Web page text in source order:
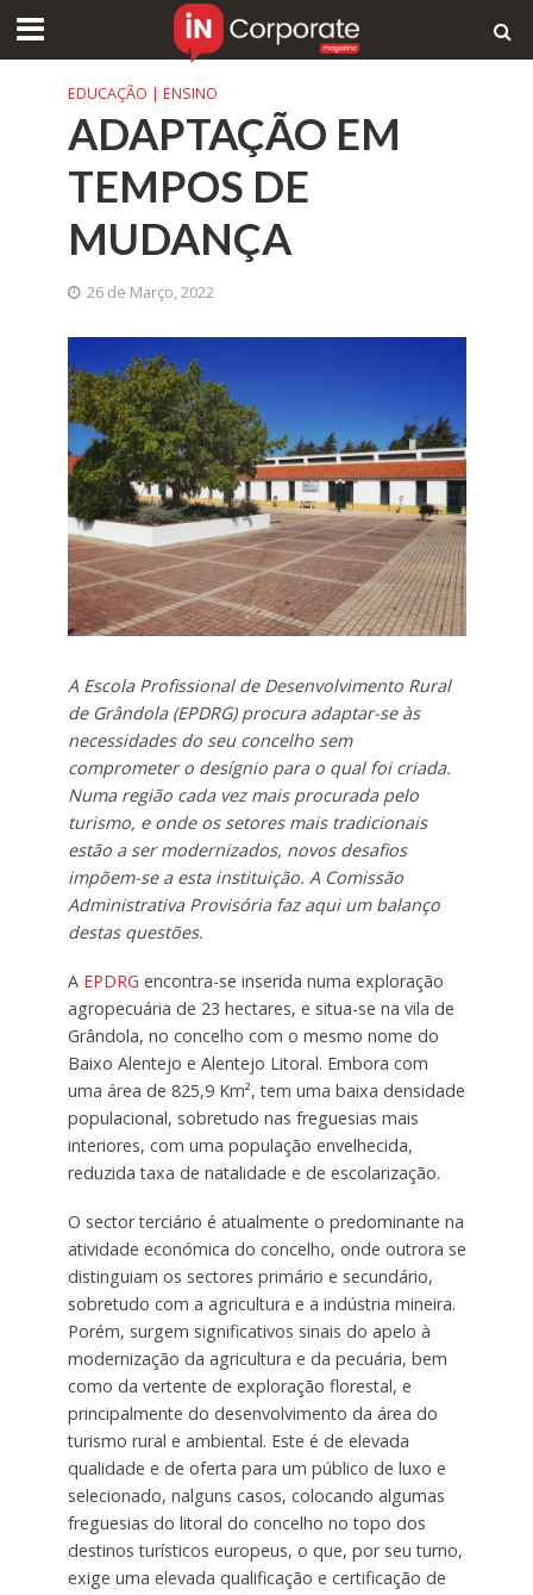
EDUCAÇÃO | ENSINO
ADAPTAÇÃO EM
TEMPOS DE
MUDANÇA
26 de Março, 2022
A Escola Profissional de Desenvolvimento Rural
de Grândola (EPDRG) procura adaptar-se às
necessidades do seu concelho sem
comprometer o desígnio para o qual foi criada.
Numa região cada vez mais procurada pelo
turismo, e onde os setores mais tradicionais
estão a ser modernizados, novos desafios
impõem-se a esta instituição. A Comissão
Administrativa Provisória faz aqui um balanço
destas questões.
A EPDRG encontra-se inserida numa exploração
agropecuária de 23 hectares, e situa-se na vila de
Grândola, no concelho com o mesmo nome do
Baixo Alentejo e Alentejo Litoral. Embora com
uma área de 825,9 Km², tem uma baixa densidade
populacional, sobretudo nas freguesias mais
interiores, com uma população envelhecida,
reduzida taxa de natalidade e de escolarização.
O sector terciário é atualmente o predominante na
atividade económica do concelho, onde outrora se
distinguiam os sectores primário e secundário,
sobretudo com a agricultura e a indústria mineira.
Porém, surgem significativos sinais do apelo à
modernização da agricultura e da pecuária, bem
como da vertente de exploração florestal, e
principalmente do desenvolvimento da área do
turismo rural e ambiental. Este é de elevada
qualidade e de oferta para um público de luxo e
selecionado, nalguns casos, colocando algumas
freguesias do litoral do concelho no topo dos
destinos turísticos europeus, o que, por seu turno,
exige uma elevada qualificação e certificação de